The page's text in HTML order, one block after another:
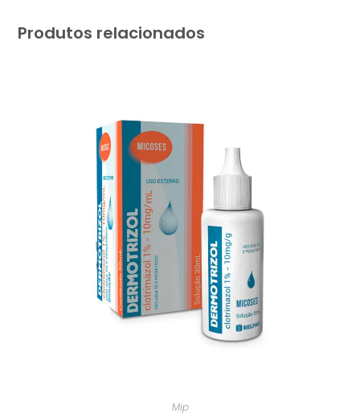
Produtos relacionados
Mip